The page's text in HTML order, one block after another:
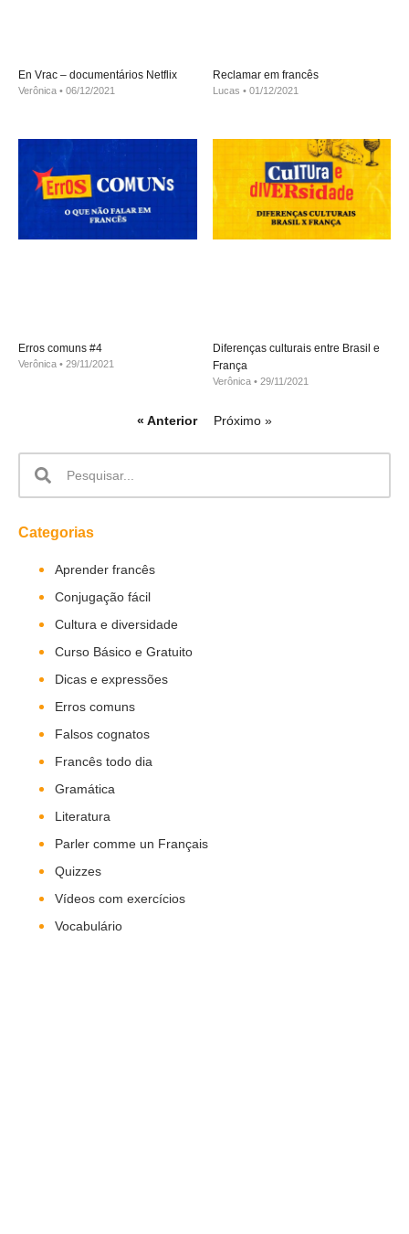
En Vrac – documentários Netflix
Verônica 06/12/2021
Reclamar em francês
Lucas 01/12/2021
Erros comuns #4
Verônica 29/11/2021
Diferenças culturais entre Brasil e
França
Verônica 29/11/2021
« Anterior Próximo »
Categorias
Aprender francês
Conjugação fácil
Cultura e diversidade
Curso Básico e Gratuito
Dicas e expressões
Erros comuns
Falsos cognatos
Francês todo dia
Gramática
Literatura
Parler comme un Français
Quizzes
Vídeos com exercícios
Vocabulário